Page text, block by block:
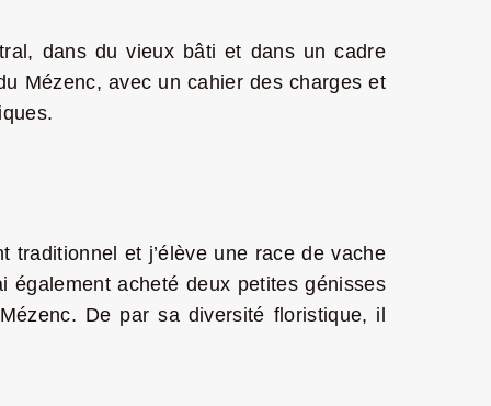
dans du vieux bâti et dans un cadre
Mézenc, avec un cahier des charges et
traditionnel et j’élève une race de vache
également acheté deux petites génisses
De par sa diversité floristique, il